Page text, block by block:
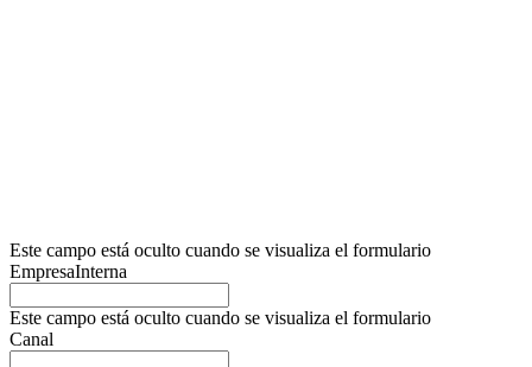
Este campo está oculto cuando se visualiza el formulario
EmpresaInterna
Este campo está oculto cuando se visualiza el formulario
Canal